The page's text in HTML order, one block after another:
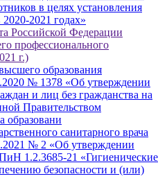
в целях установления
2021 годах»
Российской Федерации
профессионального
г.)
образования
№ 1378 «Об утверждении
и лиц без гражданства на
Правительством
образовани
санитарного врача
№ 2 «Об утверждении
1.2.3685-21 «Гигиенические
безопасности и (или)